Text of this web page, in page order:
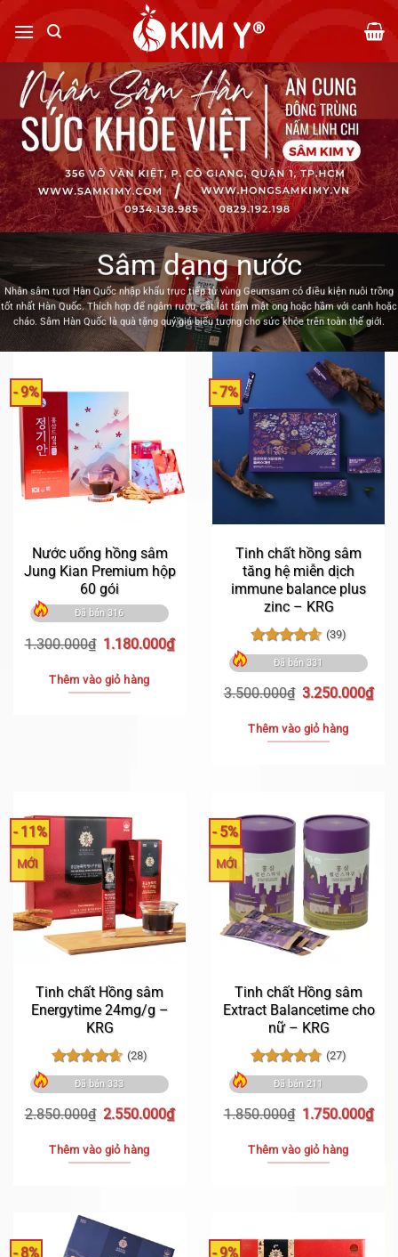
qua
dung
Sâm dạng nước
Nhân sâm tươi Hàn Quốc nhập khẩu trực tiếp từ vùng Geumsam có điều kiện nuôi trồng
tốt nhất Hàn Quốc. Thích hợp để ngâm rượu, cắt lát tẩm mật ong hoặc hầm với canh hoặc
cháo. Sâm Hàn Quốc là quà tặng quý giá biểu tượng cho sức khỏe trên toàn thế giới.
- 9%
Nước uống hồng sâm
Jung Kian Premium hộp
60 gói
Đã bán 316
1.300.000₫ Giá
là:
1.300.000₫.
1.180.000₫Giá
Thêm vào giỏ hàng
- 7%
Tinh chất hồng sâm
tăng hệ miễn dịch
immune balance plus
zinc – KRG
Được xếp
hạng4.62
(39)
Đã bán 331
3.500.000₫ Giá
là:
3.500.000₫.
3.250.000₫Giá
Thêm vào giỏ hàng
- 11%
MỚI
Tinh chất Hồng sâm
Energytime 24mg/g –
KRG
Được xếp
hạng4.61
(28)
Đã bán 333
2.850.000₫ Giá
là:
2.850.000₫.
2.550.000₫Giá
Thêm vào giỏ hàng
- 5%
MỚI
Tinh chất Hồng sâm
Extract Balancetime cho
nữ – KRG
Được xếp
hạng4.74
(27)
Đã bán 211
1.850.000₫ Giá
là:
1.850.000₫.
1.750.000₫Giá
Thêm vào giỏ hàng
- 8% - 9%